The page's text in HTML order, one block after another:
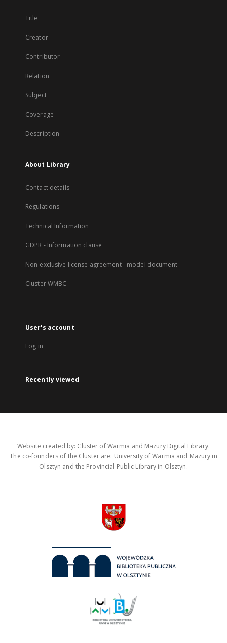
Title
Creator
Contributor
Relation
Subject
Coverage
Description
About Library
Contact details
Regulations
Technical Information
GDPR - Information clause
Non-exclusive license agreement - model document
Cluster WMBC
User's account
Log in
Recently viewed
Website created by: Cluster of Warmia and Mazury Digital Library.
The co-founders of the Cluster are: University of Warmia and Mazury in
Olsztyn and the Provincial Public Library in Olsztyn.